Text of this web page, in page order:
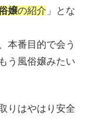
嬢の紹介 」とな
本番目的で会う
う風俗嬢みたい
りはやはり安全